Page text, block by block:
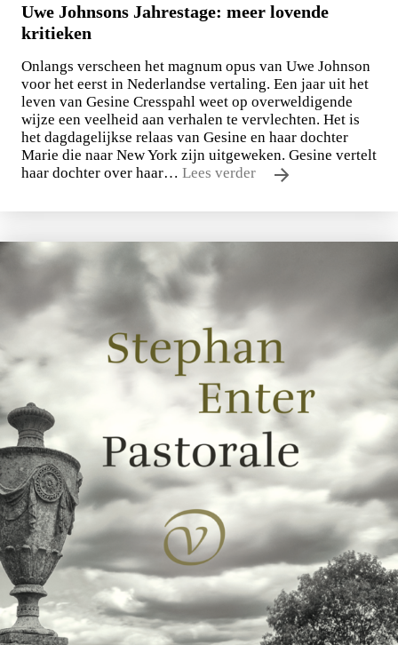
Een jaar uit het leven van Gesine Cresspahl
€49,50
BESTEL
Uwe Johnsons Jahrestage: meer lovende
kritieken
Onlangs verscheen het magnum opus van Uwe Johnson
voor het eerst in Nederlandse vertaling. Een jaar uit het
leven van Gesine Cresspahl weet op overweldigende
wijze een veelheid aan verhalen te vervlechten. Het is
het dagdagelijkse relaas van Gesine en haar dochter
Marie die naar New York zijn uitgeweken. Gesine vertelt
haar dochter over haar… Lees verder